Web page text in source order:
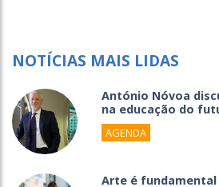
NOTÍCIAS MAIS LIDAS
António Nóvoa
na educação do
AGENDA
Arte é